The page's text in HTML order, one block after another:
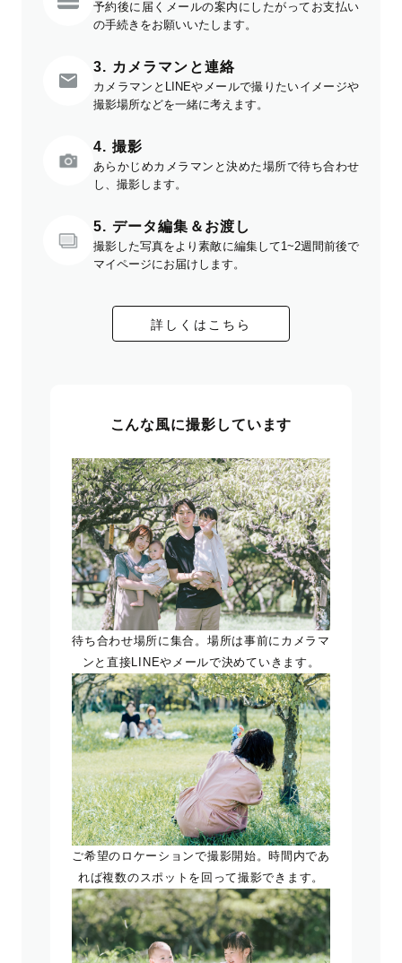
予約後に届くメールの案内にしたがってお支払い
の手続きをお願いいたします。
3. カメラマンと連絡
カメラマンとLINEやメールで撮りたいイメージや
撮影場所などを一緒に考えます。
4. 撮影
あらかじめカメラマンと決めた場所で待ち合わせ
し、撮影します。
5. データ編集＆お渡し
撮影した写真をより素敵に編集して1~2週間前後で
マイページにお届けします。
詳しくはこちら
こんな風に撮影しています
待ち合わせ場所に集合。場所は事前にカメラマ
ンと直接LINEやメールで決めていきます。
ご希望のロケーションで撮影開始。時間内であ
れば複数のスポットを回って撮影できます。